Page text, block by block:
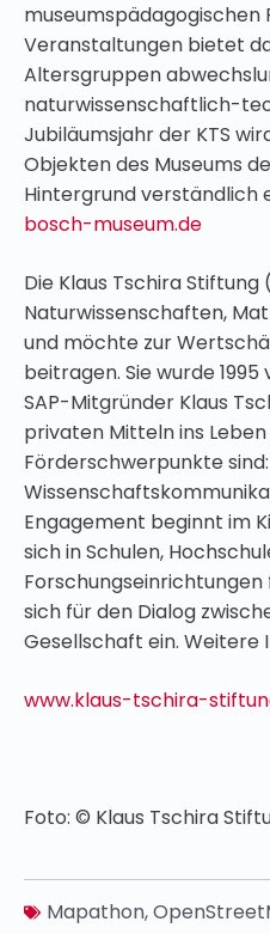
museumspädagogischen
Veranstaltungen bietet
Altersgruppen
naturwissenschaftlich-
Jubiläumsjahr der KTS
Objekten des Museums
Hintergrund verständlich
bosch-museum.de
Die Klaus Tschira
Naturwissenschaften,
und möchte zur
beitragen. Sie wurde
SAP-Mitgründer Klaus
privaten Mitteln ins
Förderschwerpunkte
Engagement beginnt im
sich in Schulen,
sich für den Dialog
Gesellschaft ein.
www.klaus-tschira-
Foto: © Klaus Tschira
Mapathon,